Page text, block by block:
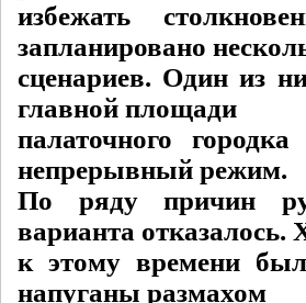
избежать
запланировано
сценариев. Один из
главной площади
палаточного
непрерывный режим.
По ряду причин
варианта отказалось.
к этому времени
напуганы размахом